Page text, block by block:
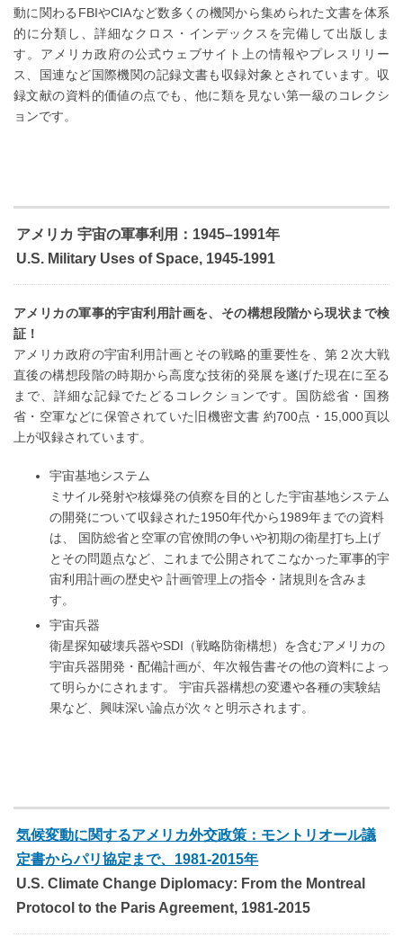
動に関わるFBIやCIAなど数多くの機関から集められた文書を体系
的に分類し、詳細なクロス・インデックスを完備して出版しま
す。アメリカ政府の公式ウェブサイト上の情報やプレスリリー
ス、国連など国際機関の記録文書も収録対象とされています。収
録文献の資料的価値の点でも、他に類を見ない第一級のコレクシ
ョンです。
アメリカ 宇宙の軍事利用：1945–1991年
U.S. Military Uses of Space, 1945-1991
アメリカの軍事的宇宙利用計画を、その構想段階から現状まで検
証！
アメリカ政府の宇宙利用計画とその戦略的重要性を、第２次大戦
直後の構想段階の時期から高度な技術的発展を遂げた現在に至る
まで、詳細な記録でたどるコレクションです。国防総省・国務
省・空軍などに保管されていた旧機密文書 約700点・15,000頁以
上が収録されています。
宇宙基地システム
ミサイル発射や核爆発の偵察を目的とした宇宙基地システム
の開発について収録された1950年代から1989年までの資料
は、 国防総省と空軍の官僚間の争いや初期の衛星打ち上げ
とその問題点など、これまで公開されてこなかった軍事的宇
宙利用計画の歴史や 計画管理上の指令・諸規則を含みま
す。
宇宙兵器
衛星探知破壊兵器やSDI（戦略防衛構想）を含むアメリカの
宇宙兵器開発・配備計画が、年次報告書その他の資料によっ
て明らかにされます。 宇宙兵器構想の変遷や各種の実験結
果など、興味深い論点が次々と明示されます。
気候変動に関するアメリカ外交政策：モントリオール議
定書からパリ協定まで、1981-2015年
U.S. Climate Change Diplomacy: From the Montreal
Protocol to the Paris Agreement, 1981-2015